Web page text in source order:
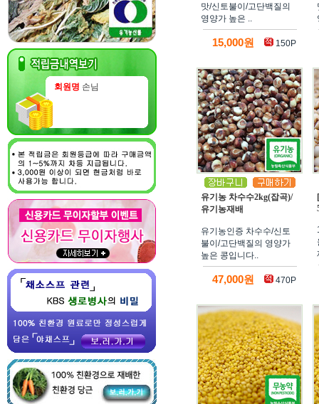
회원명 손님
맛/신토불이/고단백질의
영양가 높은 ..
15,000원 150P
유기농 차수수2kg(잡곡)/
유기농재배
유기농인증 차수수/신토
불이/고단백질의 영양가
높은 콩입니다..
47,000원 470P